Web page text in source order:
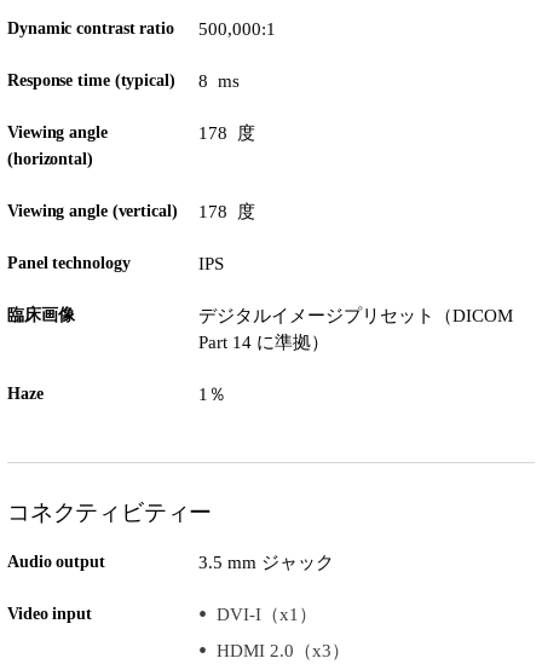
Dynamic contrast ratio 500,000:1
Response time (typical) 8 ms
Viewing angle
(horizontal)
178 度
Viewing angle (vertical) 178 度
Panel technology IPS
臨床画像
デジタルイメージプリセット（DICOM
Part 14 に準拠）
Haze 1％
コネクティビティー
Audio output 3.5 mm ジャック
Video input
DVI-I（x1）
HDMI 2.0（x3）